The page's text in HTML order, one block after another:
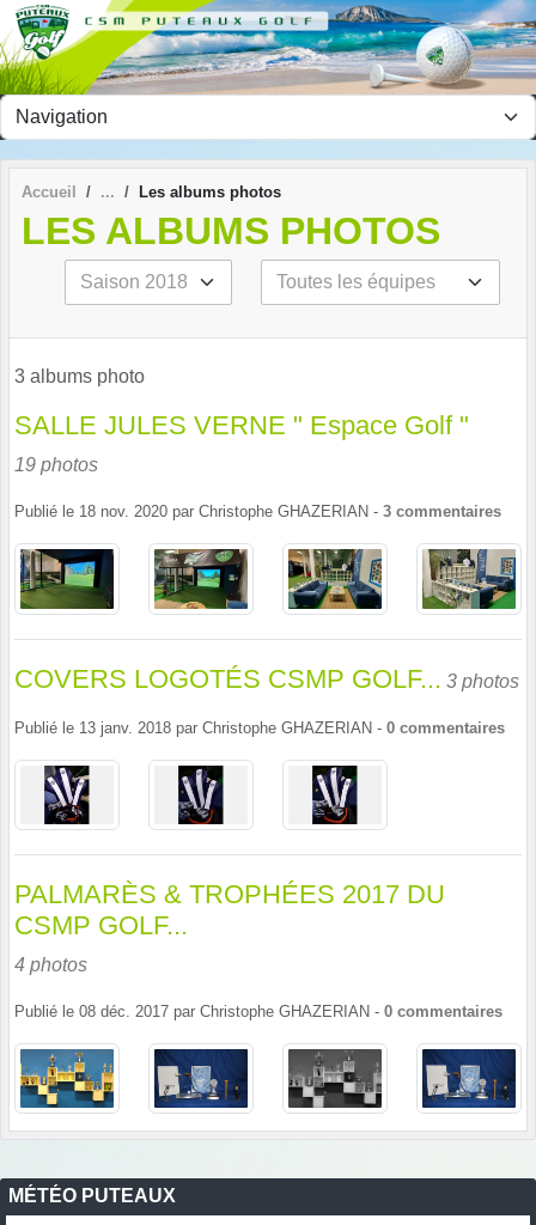
Accueil Les albums photos
LES ALBUMS PHOTOS
3 albums photo
SALLE JULES VERNE " Espace Golf "
19 photos
Publié le 18 nov. 2020 par Christophe GHAZERIAN - 3 commentaires
COVERS LOGOTÉS CSMP GOLF... 3 photos
Publié le 13 janv. 2018 par Christophe GHAZERIAN - 0 commentaires
PALMARÈS & TROPHÉES 2017 DU
CSMP GOLF...
4 photos
Publié le 08 déc. 2017 par Christophe GHAZERIAN - 0 commentaires
MÉTÉO PUTEAUX
Panneau de gestion des cookies